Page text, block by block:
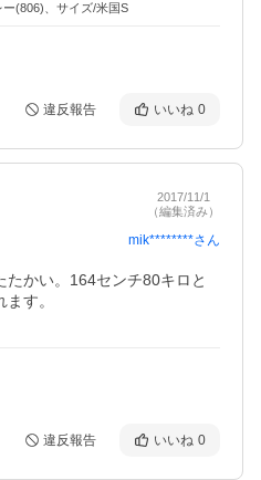
(806)、サイズ/米国S
違反報告 いいね 0
2017/11/1
（編集済み）
mik********さん
かい。164センチ80キロと
す。
違反報告 いいね 0